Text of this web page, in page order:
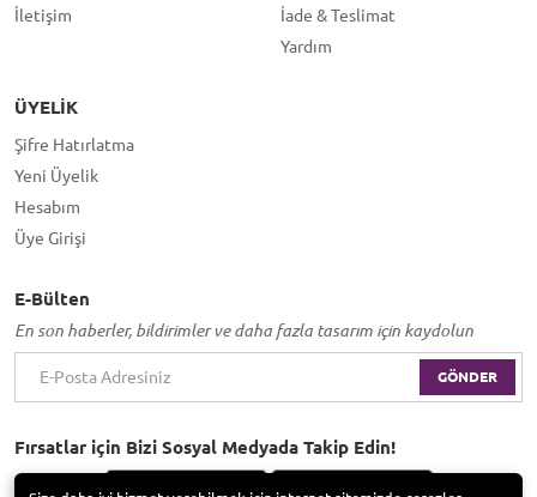
İletişim
İade & Teslimat
Yardım
ÜYELIK
Şifre Hatırlatma
Yeni Üyelik
Hesabım
Üye Girişi
E-Bülten
En son haberler, bildirimler ve daha fazla tasarım için kaydolun
GÖNDER
Fırsatlar için Bizi Sosyal Medyada Takip Edin!